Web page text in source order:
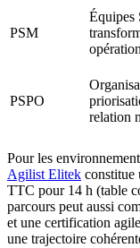
PSM
Équipes
PSPO
relation
Pour les
Agilist Elitek constitue
TTC pour 14 h (table
parcours peut aussi
et une certification
une trajectoire